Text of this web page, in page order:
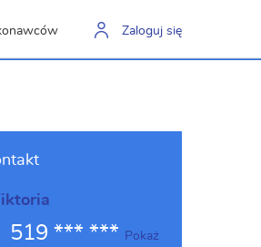
Zaloguj się
519 *** *** Pokaż